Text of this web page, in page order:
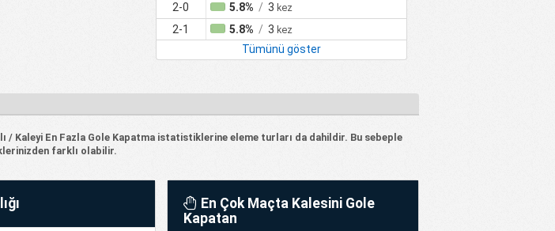
2-0 5.8% / 3kez
2-1 5.8% / 3kez
Tümünü göster
/ Kaleyi En Fazla Gole Kapatma istatistiklerine eleme turları da dahildir. Bu sebeple
farklı olabilir.
En Çok Maçta Kalesini Gole
Kapatan